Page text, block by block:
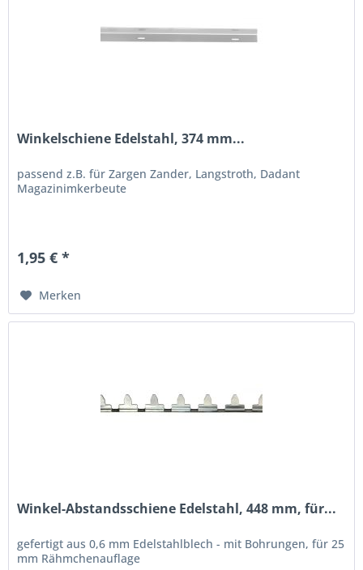
Winkelschiene Edelstahl, 374 mm...
passend z.B. für Zargen Zander, Langstroth, Dadant
Magazinimkerbeute
1,95 € *
Merken
Winkel-Abstandsschiene Edelstahl, 448 mm, für...
gefertigt aus 0,6 mm Edelstahlblech - mit Bohrungen, für 25
mm Rähmchenauflage